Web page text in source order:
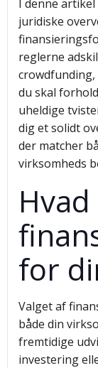
I denne
juridiske
reglerne
du skal
uheldige
dig et solidt
der matcher
virksomheds
for
Valget af
både din
fremtidige
investering